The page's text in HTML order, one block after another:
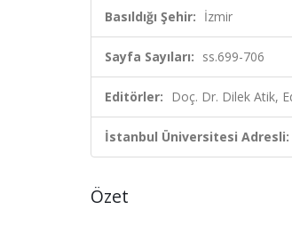
Basıldığı Şehir: İzmir
Sayfa Sayıları: ss.699-706
Editörler: Doç. Dr. Dilek Atik,
İstanbul Üniversitesi Adresli:
Özet